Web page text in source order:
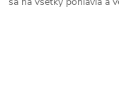
i
v